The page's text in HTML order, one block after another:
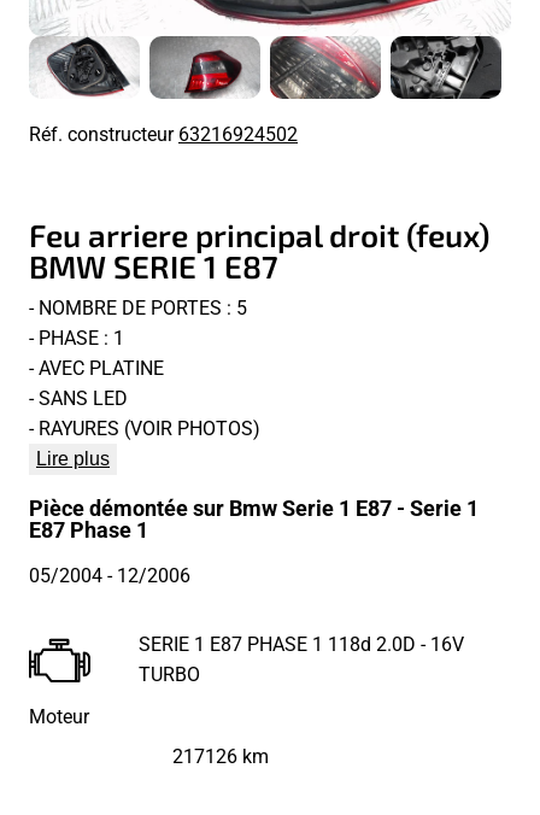
Réf. constructeur63216924502
Feu arriere principal droit (feux)
BMW SERIE 1 E87
- NOMBRE DE PORTES : 5
- PHASE : 1
- AVEC PLATINE
- SANS LED
- RAYURES (VOIR PHOTOS)
Lire plus
Pièce démontée sur Bmw Serie 1 E87 - Serie 1
E87 Phase 1
05/2004- 12/2006
Moteur
SERIE 1 E87 PHASE 1 118d 2.0D - 16V
TURBO
217126 km